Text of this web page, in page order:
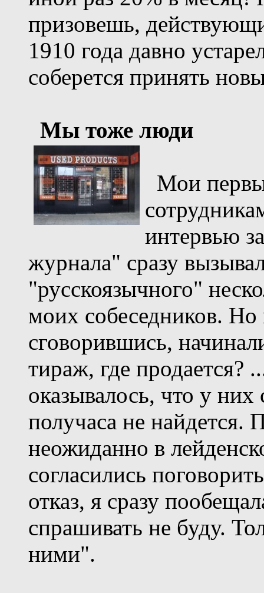
призовешь,
1910 года давно
соберется принять
Мы тоже люди
Мои
интервью
журнала" сразу
"русскоязычного"
моих собеседников. Но
сговорившись,
тираж, где продается?
оказывалось, что у
получаса не найдется.
неожиданно в
согласились
отказ, я сразу
спрашивать не буду.
ними".